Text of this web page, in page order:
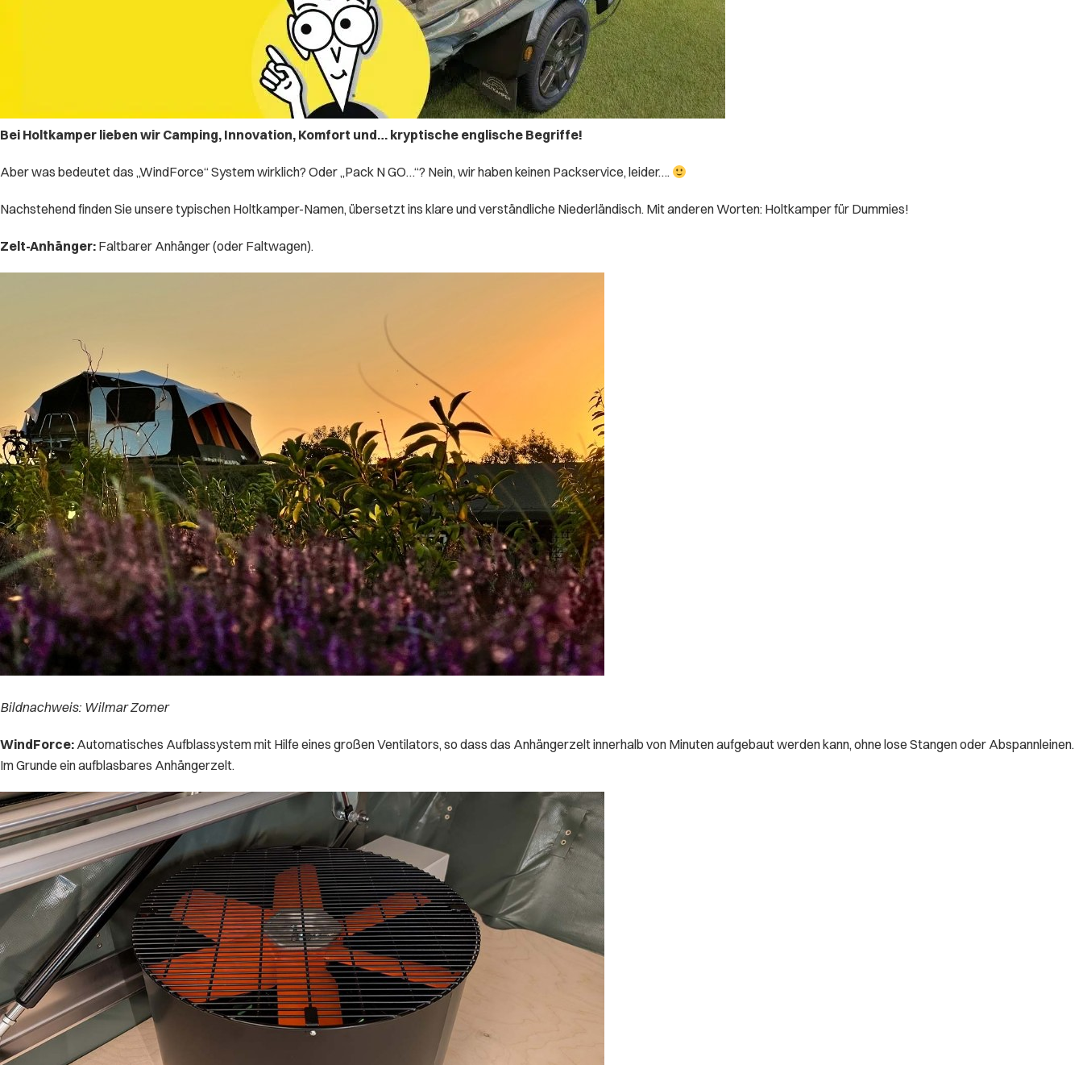
Bei Holtkamper lieben wir Camping, Innovation, Komfort und… kryptische englische Begriffe!
Aber was bedeutet das „WindForce“ System wirklich? Oder „Pack N GO…“? Nein, wir haben keinen Packservice, leider….
Nachstehend finden Sie unsere typischen Holtkamper-Namen, übersetzt ins klare und verständliche Niederländisch. Mit anderen Worten: Holtkamper für Dummies!
Zelt-Anhänger: Faltbarer Anhänger (oder Faltwagen).
Bildnachweis: Wilmar Zomer
WindForce: Automatisches Aufblassystem mit Hilfe eines großen Ventilators, so dass das Anhängerzelt innerhalb von Minuten aufgebaut werden kann, ohne lose Stangen oder Abspannleinen.
Im Grunde ein aufblasbares Anhängerzelt.